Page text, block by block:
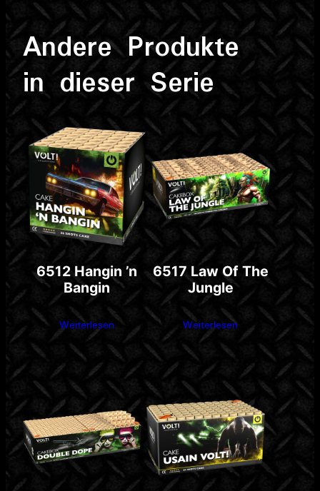
Andere Produkte
in dieser Serie
6512 Hangin ’n
Bangin
Weiterlesen
6517 Law Of The
Jungle
Weiterlesen